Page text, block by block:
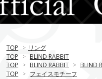
TOP > リング
TOP > BLIND RABBIT
TOP > BLIND RABBIT > BLIND
TOP > フェイスモチーフ